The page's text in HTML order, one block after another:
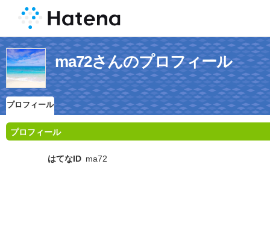
ma72さんのプロフィール
プロフィール
プロフィール
はてなID ma72